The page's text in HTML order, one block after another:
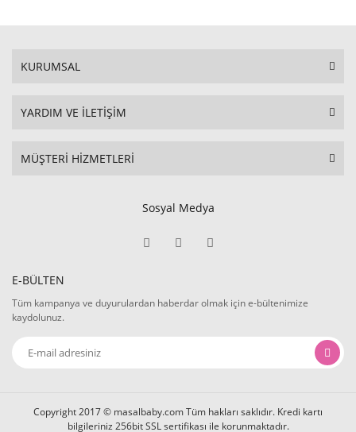
KURUMSAL
YARDIM VE İLETİŞİM
MÜŞTERİ HİZMETLERİ
Sosyal Medya
E-BÜLTEN
Tüm kampanya ve duyurulardan haberdar olmak için e-bültenimize
kaydolunuz.
Copyright 2017 © masalbaby.com Tüm hakları saklıdır. Kredi kartı
bilgileriniz 256bit SSL sertifikası ile korunmaktadır.